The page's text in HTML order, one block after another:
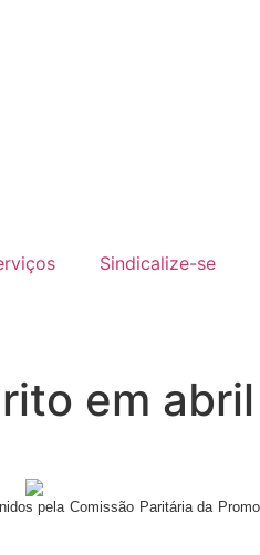
Sindicalize-se
em abril
pela Comissão Paritária da